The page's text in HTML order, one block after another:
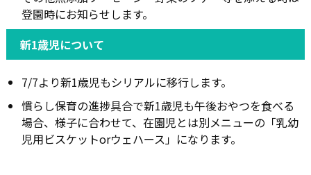
登園時にお知らせします。
新1歳児について
7/7より新1歳児もシリアルに移行します。
慣らし保育の進捗具合で新1歳児も午後おやつを食べる
場合、様子に合わせて、在園児とは別メニューの「乳幼
児用ビスケットorウェハース」になります。